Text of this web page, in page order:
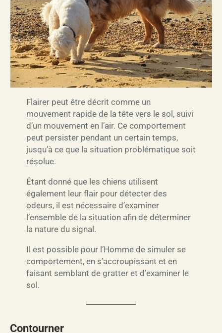
Flairer peut être décrit comme un
mouvement rapide de la tête vers le sol, suivi
d’un mouvement en l’air. Ce comportement
peut persister pendant un certain temps,
jusqu’à ce que la situation problématique soit
résolue.
Étant donné que les chiens utilisent
également leur flair pour détecter des
odeurs, il est nécessaire d’examiner
l’ensemble de la situation afin de déterminer
la nature du signal.
Il est possible pour l’Homme de simuler se
comportement, en s’accroupissant et en
faisant semblant de gratter et d’examiner le
sol.
Contourner